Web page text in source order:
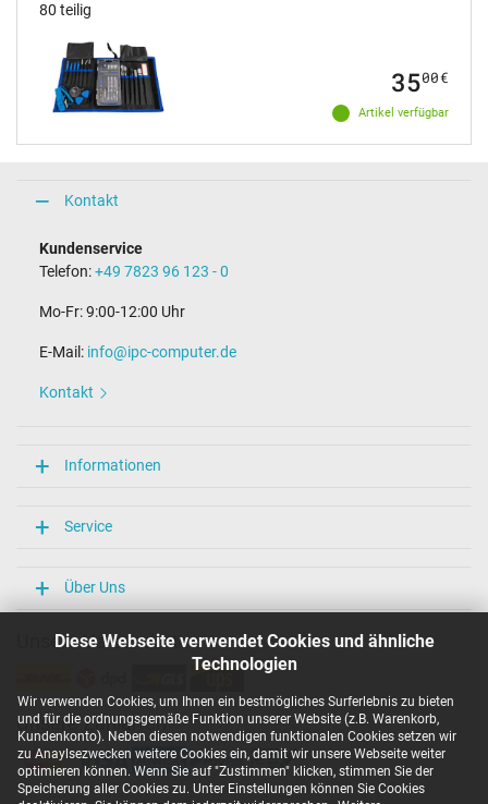
Diese Webseite verwendet Cookies und ähnliche
Technologien
Wir verwenden Cookies, um Ihnen ein bestmögliches Surferlebnis zu bieten
und für die ordnungsgemäße Funktion unserer Website (z.B. Warenkorb,
Kundenkonto). Neben diesen notwendigen funktionalen Cookies setzen wir
zu Anaylsezwecken weitere Cookies ein, damit wir unsere Webseite weiter
optimieren können. Wenn Sie auf "Zustimmen" klicken, stimmen Sie der
Speicherung aller Cookies zu. Unter Einstellungen können Sie Cookies
80 teilig
Artikel verfügbar
3500€
Kontakt
Kundenservice
Telefon:+49 7823 96 123 - 0
Mo-Fr: 9:00-12:00 Uhr
E-Mail: info@ipc-computer.de
Kontakt
Informationen
Service
Über Uns
Unsere Versandarten
Unsere Zahlarten